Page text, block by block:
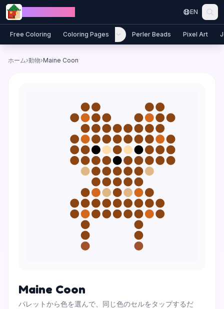
Skip to content
EN
Free Coloring Coloring Pages Perler Beads Pixel Art
ホーム›動物›Maine Coon
Maine Coon
パレットから色を選んで、同じ色のセルをタップするだ